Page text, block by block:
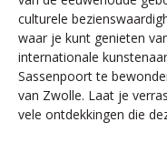
culturele
waar je kunt genieten
internationale
Sassenpoort te
van Zwolle. Laat je
vele ontdekkingen die